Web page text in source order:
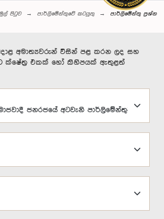
මුල් පිටුව පාර්ලිමේන්තුවේ කටයුතු පාර්ලි‌මේන්තු‌ ප්‍රශ්න
අමාත්‍යවරුන් විසින් පළ කරන ලද සහ
ක්ෂේත්‍ර එකක් හෝ කිහිපයක් ඇතුළත්